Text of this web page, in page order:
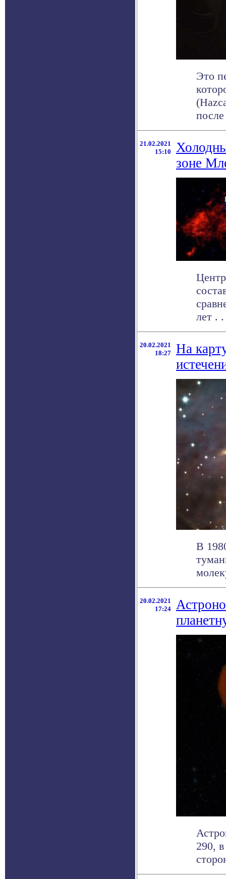
Это
21.02.2021
15:10
зоне
лет .
20.02.2021
18:27
На
В
20.02.2021
17:24
290,